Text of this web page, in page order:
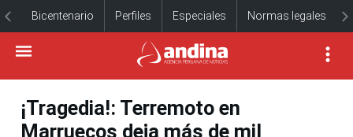
Bicentenario Perfiles Especiales Normas legales
¡Tragedia!: Terremoto en
Marruecos deja más de mil